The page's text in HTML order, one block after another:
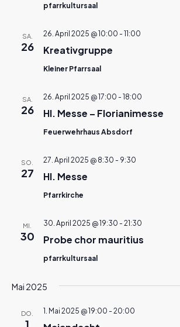
pfarrkultursaal
SA.
26 Kreativgruppe
26. April 2025 @ 10:00 - 11:00
Kleiner Pfarrsaal
SA.
26 Hl. Messe – Florianimesse
26. April 2025 @ 17:00 - 18:00
Feuerwehrhaus Absdorf
SO.
27 Hl. Messe
27. April 2025 @ 8:30 - 9:30
Pfarrkirche
MI.
30 Probe chor mauritius
30. April 2025 @ 19:30 - 21:30
pfarrkultursaal
Mai 2025
DO.
1
1. Mai 2025 @ 19:00 - 20:00